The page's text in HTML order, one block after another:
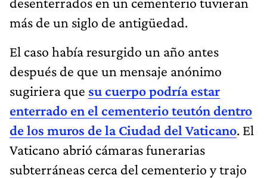
más de un siglo de antigüedad.
El caso había resurgido un año antes
después de que un mensaje anónimo
sugiriera que su cuerpo podría estar
enterrado en el cementerio teutón dentro
de los muros de la Ciudad del Vaticano. El
Vaticano abrió cámaras funerarias
subterráneas cerca del cementerio y trajo